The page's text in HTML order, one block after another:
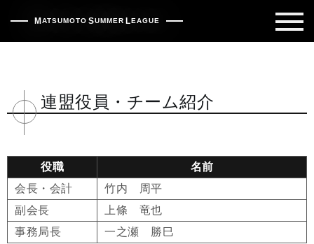
M ATSUMOTO SUMMER LEAGUE
連盟役員・チーム紹介
役職
名前
会長・会計
竹内 周平
副会長
上條 竜也
事務局長
一之瀬 勝巳